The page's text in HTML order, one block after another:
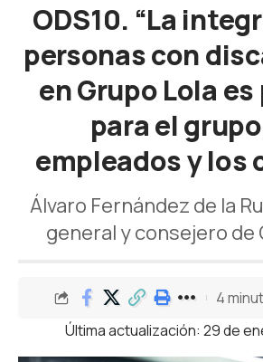
ODS10. “La
personas con
en Grupo Lola
para el
empleados y los
Álvaro Fernández de la
general y consejero de
Última actualización: 29 de
4